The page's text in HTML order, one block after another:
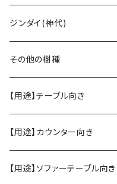
ジンダイ(神代)
その他の樹種
【用途】テーブル向き
【用途】カウンター向き
【用途】ソファーテーブル向き